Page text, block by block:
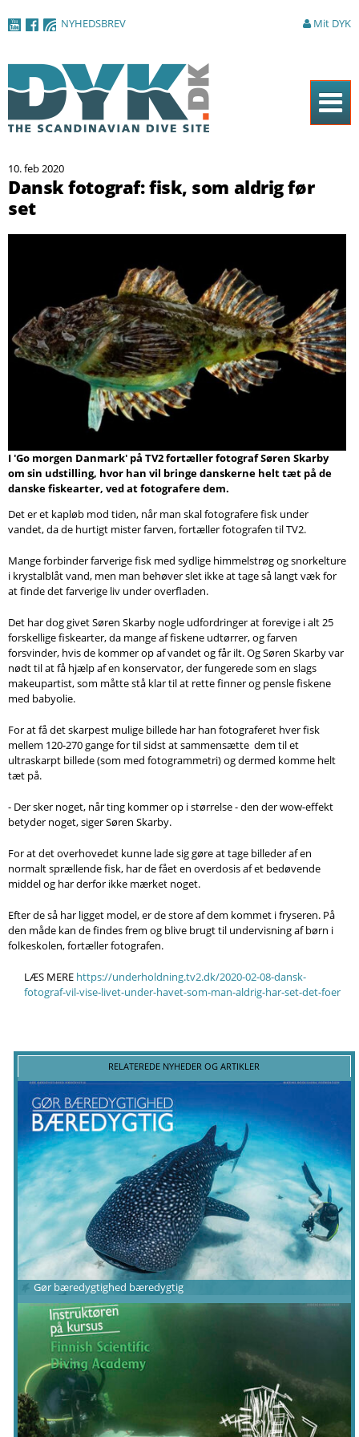
NYHEDSBREV Mit DYK
Magasinet
Nyheder
Artikler
Shop
Om DYK
Søg
10. feb 2020
Dansk fotograf: fisk, som aldrig før
set
I 'Go morgen Danmark' på TV2 fortæller fotograf Søren Skarby
om sin udstilling, hvor han vil bringe danskerne helt tæt på de
danske fiskearter, ved at fotografere dem.
Det er et kapløb mod tiden, når man skal fotografere fisk under
vandet, da de hurtigt mister farven, fortæller fotografen til TV2.
Mange forbinder farverige fisk med sydlige himmelstrøg og snorkelture
i krystalblåt vand, men man behøver slet ikke at tage så langt væk for
at finde det farverige liv under overfladen.
Det har dog givet Søren Skarby nogle udfordringer at forevige i alt 25
forskellige fiskearter, da mange af fiskene udtørrer, og farven
forsvinder, hvis de kommer op af vandet og får ilt. Og Søren Skarby var
nødt til at få hjælp af en konservator, der fungerede som en slags
makeupartist, som måtte stå klar til at rette finner og pensle fiskene
med babyolie.
For at få det skarpest mulige billede har han fotograferet hver fisk
mellem 120-270 gange for til sidst at sammensætte dem til et
ultraskarpt billede(som med fotogrammetri)og dermed komme helt
tæt på.
- Der sker noget, når ting kommer op i størrelse - den der wow-effekt
betyder noget, siger Søren Skarby.
For at det overhovedet kunne lade sig gøre at tage billeder af en
normalt sprællende fisk, har de fået en overdosis af et bedøvende
middel og har derfor ikke mærket noget.
Efter de så har ligget model, er de store af dem kommet i fryseren. På
den måde kan de findes frem og blive brugt til undervisning af børn i
folkeskolen, fortæller fotografen.
LÆS MERE https://underholdning.tv2.dk/2020-02-08-dansk-
fotograf-vil-vise-livet-under-havet-som-man-aldrig-har-set-det-foer
RELATEREDE NYHEDER OG ARTIKLER
Gør bæredygtighed bæredygtig